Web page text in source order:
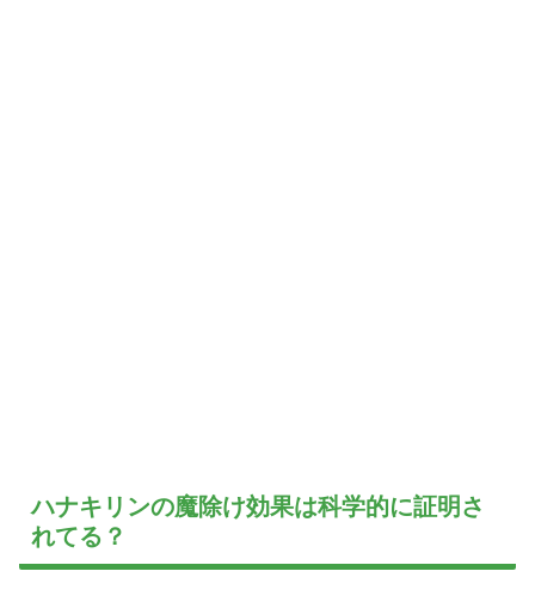
ハナキリンの魔除け効果は科学的に証明さ
れてる？